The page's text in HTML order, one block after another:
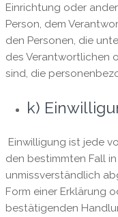
Einrichtung oder
Person, dem
den Personen, die
des Verantwortlichen
sind, die
k)
Einwilligung ist jede
den bestimmten Fall
unmissverständlich
Form einer Erklärung
bestätigenden